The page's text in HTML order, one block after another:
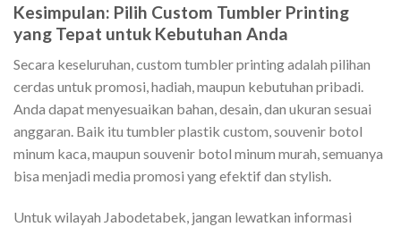
Kesimpulan: Pilih Custom Tumbler Printing
yang Tepat untuk Kebutuhan Anda
Secara keseluruhan, custom tumbler printing adalah pilihan
cerdas untuk promosi, hadiah, maupun kebutuhan pribadi.
Anda dapat menyesuaikan bahan, desain, dan ukuran sesuai
anggaran. Baik itu tumbler plastik custom, souvenir botol
minum kaca, maupun souvenir botol minum murah, semuanya
bisa menjadi media promosi yang efektif dan stylish.
Untuk wilayah Jabodetabek, jangan lewatkan informasi